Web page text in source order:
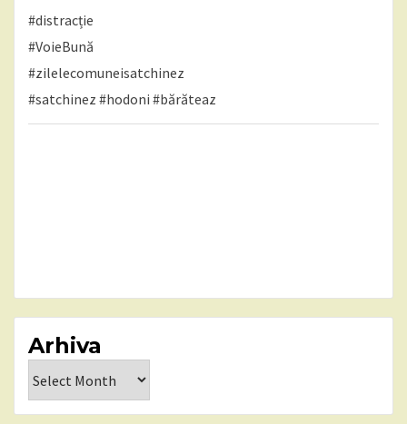
#distracție
#VoieBună
#zilelecomuneisatchinez
#satchinez #hodoni #bărăteaz
Arhiva